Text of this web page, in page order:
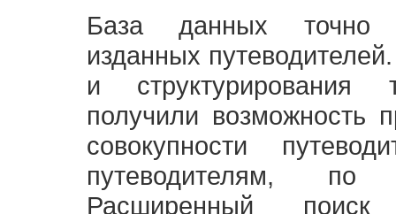
База данных точно
изданных
и структурирования
получили возможность
совокупности
путеводителям,
Расширенный